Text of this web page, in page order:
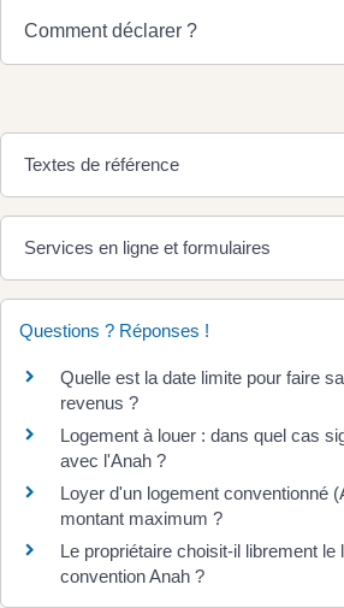
Comment déclarer ?
Textes de référence
Services en ligne et formulaires
Questions ? Réponses !
Quelle est la date limite pour faire
revenus ?
Logement à louer : dans quel cas
avec l'Anah ?
Loyer d'un logement conventionné
montant maximum ?
Le propriétaire choisit-il librement le
convention Anah ?